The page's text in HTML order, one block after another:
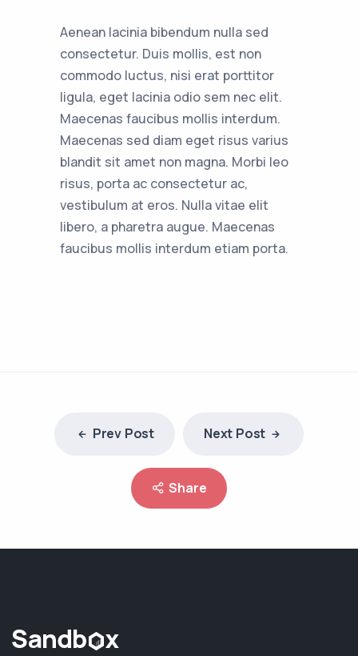
Aenean lacinia bibendum nulla sed
consectetur. Duis mollis, est non
commodo luctus, nisi erat porttitor
ligula, eget lacinia odio sem nec elit.
Maecenas faucibus mollis interdum.
Maecenas sed diam eget risus varius
blandit sit amet non magna. Morbi leo
risus, porta ac consectetur ac,
vestibulum at eros. Nulla vitae elit
libero, a pharetra augue. Maecenas
faucibus mollis interdum etiam porta.
Prev Post Next Post
Share